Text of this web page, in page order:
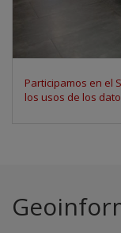
Participamos en el
los usos de los